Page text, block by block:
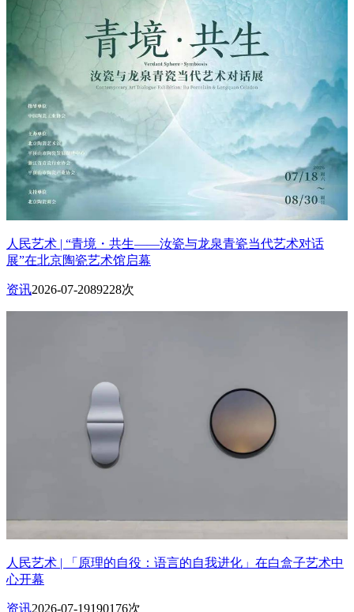
人民艺术 | “青境・共生——汝瓷与龙泉青瓷当代艺术对话
展”在北京陶瓷艺术馆启幕
资讯2026-07-2089228次
人民艺术 | 「原理的自役：语言的自我进化」在白盒子艺术中
心开幕
资讯2026-07-19190176次